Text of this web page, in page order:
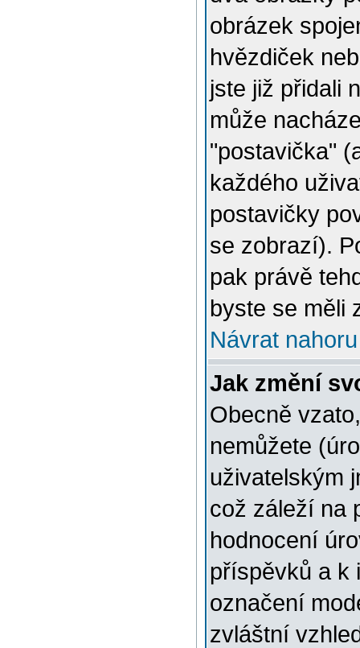
obrázek
hvězdiček
jste již přidali
může
"postavička"
každého
postavičky
se zobrazí).
pak právě
byste se měli
Návrat nahoru
Jak změní
Obecně
nemůžete
uživatelským
což záleží na
hodnocení
příspěvků a k
označení
zvláštní